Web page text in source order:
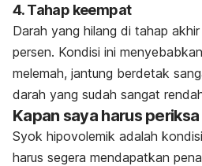
4. Tahap keempat
Darah yang hilang di tahap
persen. Kondisi ini
melemah, jantung berdetak
darah yang sudah sangat
Kapan saya harus
Syok hipovolemik adalah
harus segera mendapatkan